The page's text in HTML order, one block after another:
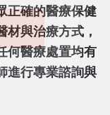
正確的醫療保健
材與治療方式，
何醫療處置均有
進行專業諮詢與